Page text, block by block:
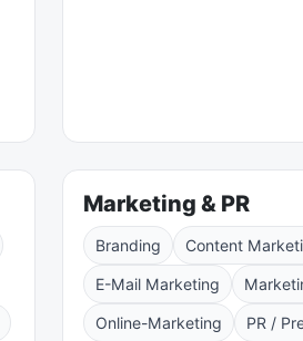
Marketing & PR
Branding Content
E-Mail Marketing
Online-Marketing PR /